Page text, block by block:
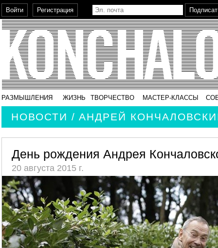
РАЗМЫШЛЕНИЯ ЖИЗНЬ ТВОРЧЕСТВО МАСТЕР-КЛАССЫ
НОВОСТИ / АНДРЕЙ
День рождения Андрея
20 августа 2015 г.